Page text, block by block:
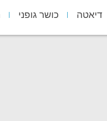
דיאטה כושר גופני